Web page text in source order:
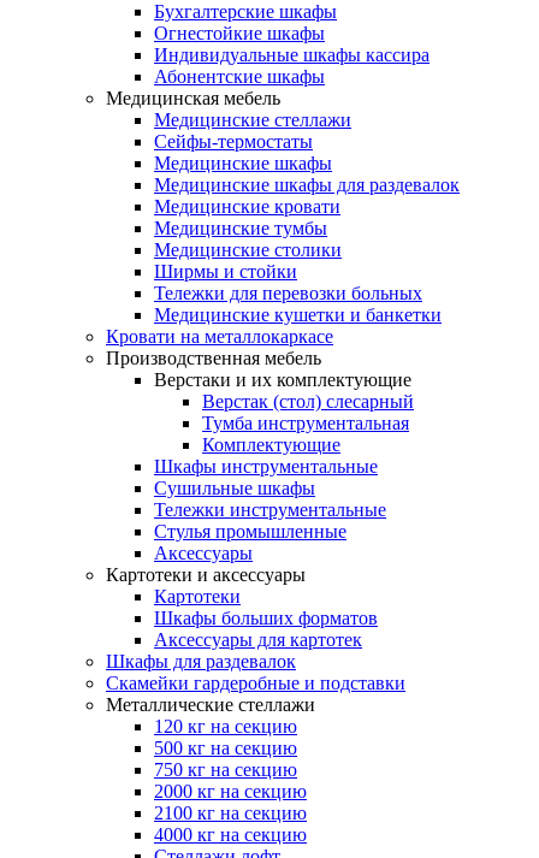
Бухгалтерские шкафы
Огнестойкие шкафы
Индивидуальные шкафы кассира
Абонентские шкафы
Медицинская мебель
Медицинские стеллажи
Сейфы-термостаты
Медицинские шкафы
Медицинские шкафы для раздевалок
Медицинские кровати
Медицинские тумбы
Медицинские столики
Ширмы и стойки
Тележки для перевозки больных
Медицинские кушетки и банкетки
Кровати на металлокаркасе
Производственная мебель
Верстаки и их комплектующие
Верстак (стол) слесарный
Тумба инструментальная
Комплектующие
Шкафы инструментальные
Сушильные шкафы
Тележки инструментальные
Стулья промышленные
Аксессуары
Картотеки и аксессуары
Картотеки
Шкафы больших форматов
Аксессуары для картотек
Шкафы для раздевалок
Скамейки гардеробные и подставки
Металлические стеллажи
120 кг на секцию
500 кг на секцию
750 кг на секцию
2000 кг на секцию
2100 кг на секцию
4000 кг на секцию